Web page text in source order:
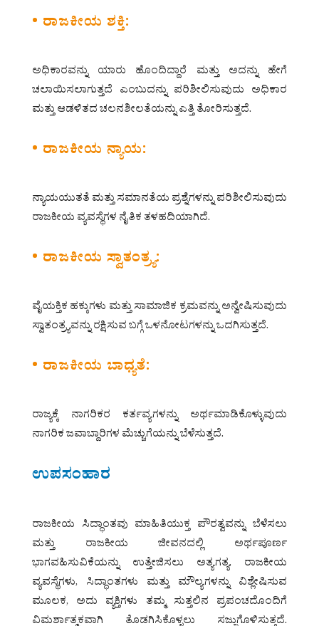
• ರಾಜಕೀಯ ಶಕ್ತಿ:
ಅಧಿಕಾರವನ್ನು ಯಾರು ಹೊಂದಿದ್ದಾರೆ ಮತ್ತು ಅದನ್ನು ಹೇಗೆ
ಚಲಾಯಿಸಲಾಗುತ್ತದೆ ಎಂಬುದನ್ನು ಪರಿಶೀಲಿಸುವುದು ಅಧಿಕಾರ
ಮತ್ತು ಆಡಳಿತದ ಚಲನಶೀಲತೆಯನ್ನು ಎತ್ತಿ ತೋರಿಸುತ್ತದೆ.
• ರಾಜಕೀಯ ನ್ಯಾಯ:
ನ್ಯಾಯಯುತತೆ ಮತ್ತು ಸಮಾನತೆಯ ಪ್ರಶ್ನೆಗಳನ್ನು ಪರಿಶೀಲಿಸುವುದು
ರಾಜಕೀಯ ವ್ಯವಸ್ಥೆಗಳ ನೈತಿಕ ತಳಹದಿಯಾಗಿದೆ.
• ರಾಜಕೀಯ ಸ್ವಾತಂತ್ರ್ಯ:
ವೈಯಕ್ತಿಕ ಹಕ್ಕುಗಳು ಮತ್ತು ಸಾಮಾಜಿಕ ಕ್ರಮವನ್ನು ಅನ್ವೇಷಿಸುವುದು
ಸ್ವಾತಂತ್ರ್ಯವನ್ನು ರಕ್ಷಿಸುವ ಬಗ್ಗೆ ಒಳನೋಟಗಳನ್ನು ಒದಗಿಸುತ್ತದೆ.
• ರಾಜಕೀಯ ಬಾಧ್ಯತೆ:
ರಾಜ್ಯಕ್ಕೆ ನಾಗರಿಕರ ಕರ್ತವ್ಯಗಳನ್ನು ಅರ್ಥಮಾಡಿಕೊಳ್ಳುವುದು
ನಾಗರಿಕ ಜವಾಬ್ದಾರಿಗಳ ಮೆಚ್ಚುಗೆಯನ್ನು ಬೆಳೆಸುತ್ತದೆ.
ಉಪಸಂಹಾರ
ರಾಜಕೀಯ ಸಿದ್ಧಾಂತವು ಮಾಹಿತಿಯುಕ್ತ ಪೌರತ್ವವನ್ನು ಬೆಳೆಸಲು
ಮತ್ತು ರಾಜಕೀಯ ಜೀವನದಲ್ಲಿ ಅರ್ಥಪೂರ್ಣ
ಭಾಗವಹಿಸುವಿಕೆಯನ್ನು ಉತ್ತೇಜಿಸಲು ಅತ್ಯಗತ್ಯ. ರಾಜಕೀಯ
ವ್ಯವಸ್ಥೆಗಳು, ಸಿದ್ಧಾಂತಗಳು ಮತ್ತು ಮೌಲ್ಯಗಳನ್ನು ವಿಶ್ಲೇಷಿಸುವ
ಮೂಲಕ, ಅದು ವ್ಯಕ್ತಿಗಳು ತಮ್ಮ ಸುತ್ತಲಿನ ಪ್ರಪಂಚದೊಂದಿಗೆ
ವಿಮರ್ಶಾತ್ಮಕವಾಗಿ ತೊಡಗಿಸಿಕೊಳ್ಳಲು ಸಜ್ಜುಗೊಳಿಸುತ್ತದೆ.